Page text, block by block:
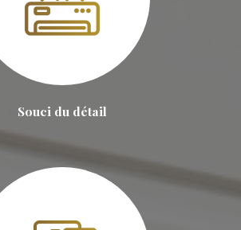
Souci du détail